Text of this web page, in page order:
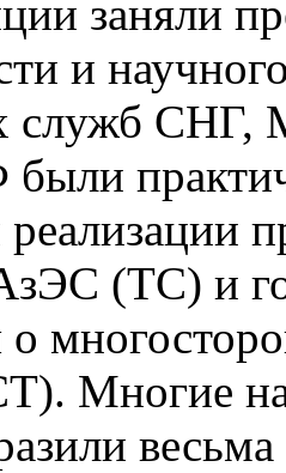
заняли
и
СНГ,
были
(ТС) и
Многие